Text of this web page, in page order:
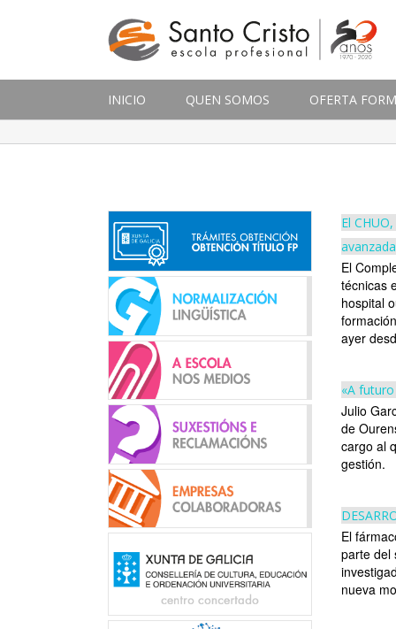
INICIO QUEN SOMOS OFERTA
El
avanzada
El
técnicas
hospital
ayer
«A
Julio
de
cargo al
gestión.
El
parte del
nueva